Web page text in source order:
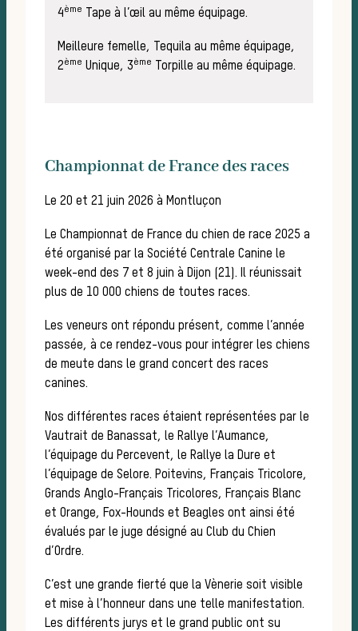
4ème Tape à l’œil au même équipage.
Meilleure femelle, Tequila au même équipage,
2ème Unique, 3ème Torpille au même équipage.
Championnat de France des races
Le 20 et 21 juin 2026 à Montluçon
Le Championnat de France du chien de race 2025 a
été organisé par la Société Centrale Canine le
week-end des 7 et 8 juin à Dijon (21). Il réunissait
plus de 10 000 chiens de toutes races.
Les veneurs ont répondu présent, comme l’année
passée, à ce rendez-vous pour intégrer les chiens
de meute dans le grand concert des races
canines.
Nos différentes races étaient représentées par le
Vautrait de Banassat, le Rallye l’Aumance,
l’équipage du Percevent, le Rallye la Dure et
l’équipage de Selore. Poitevins, Français Tricolore,
Grands Anglo-Français Tricolores, Français Blanc
et Orange, Fox-Hounds et Beagles ont ainsi été
évalués par le juge désigné au Club du Chien
d’Ordre.
C’est une grande fierté que la Vènerie soit visible
et mise à l’honneur dans une telle manifestation.
Les différents jurys et le grand public ont su